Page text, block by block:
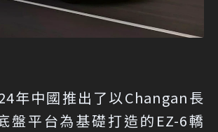
年中國推出了以Changan長
盤平台為基礎打造的EZ-6轎